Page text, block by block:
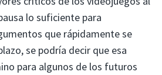
lo suficiente para
que rápidamente se
se podría decir que esa
para algunos de los futuros